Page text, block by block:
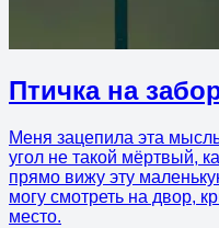
Птичка на
Меня зацепила эта
угол не такой мёртвый,
прямо вижу эту
могу смотреть на двор,
место.